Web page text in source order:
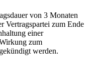
von 3 Monaten
Vertragspartei zum Ende
einer
zum
werden.